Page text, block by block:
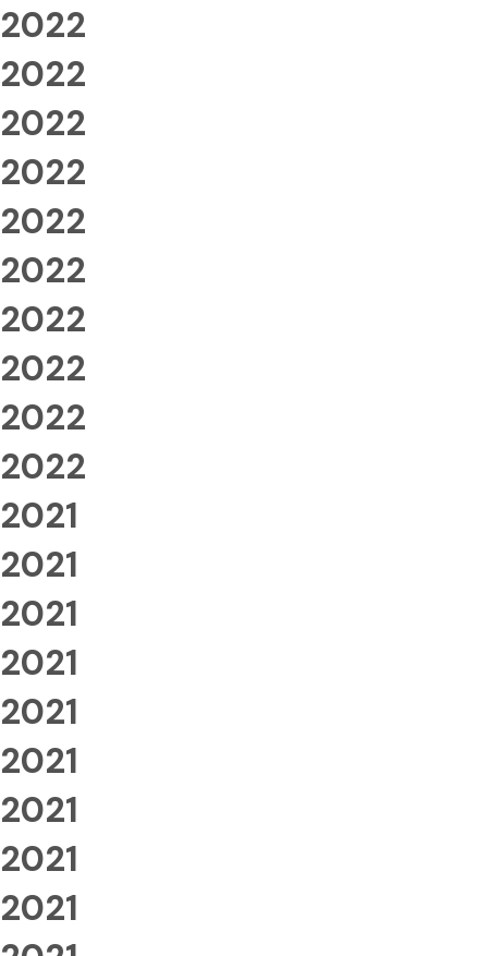
2022
2022
2022
2022
2022
2022
2022
2022
2022
2022
2021
2021
2021
2021
2021
2021
2021
2021
2021